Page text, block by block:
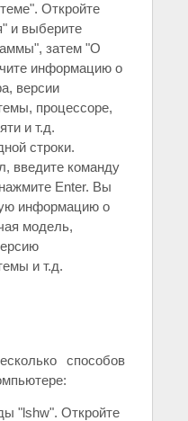
Откройте
и выберите
затем "О
информацию о
версии
процессоре,
и т.д.
строки.
введите команду
Enter. Вы
информацию о
модель,
и т.д.
способов
"lshw". Откройте